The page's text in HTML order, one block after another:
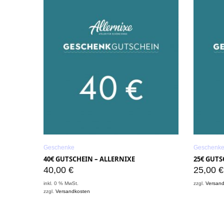
Geschenke
40€ GUTSCHEIN – ALLERNIXE
40,00 €
inkl. 0 % MwSt.
zzgl.Versandkosten
Geschenke
25€
25,00 €
zzgl.